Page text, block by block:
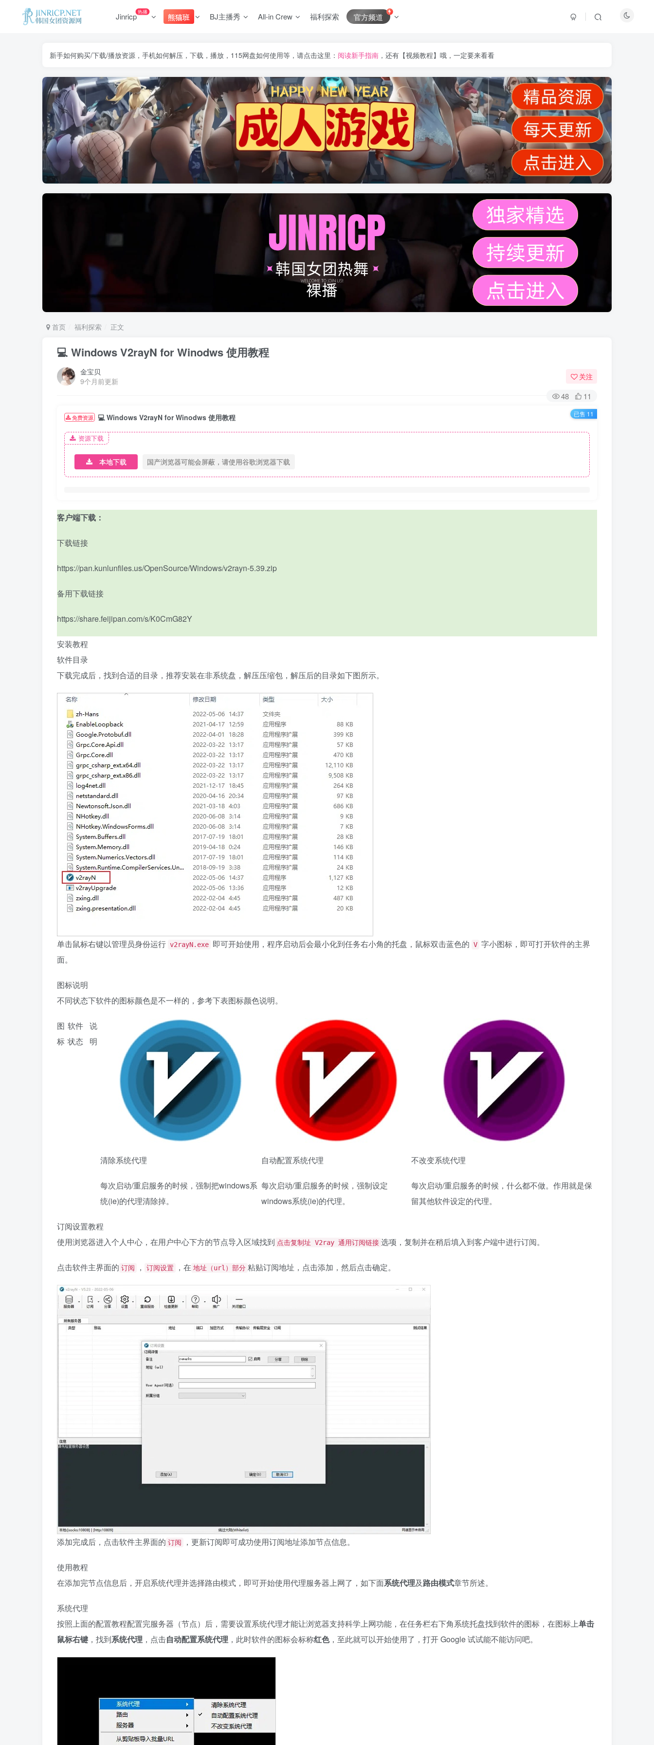
Jinricp热播
熊猫班 BJ主播秀 All-in Crew 福利探索 官方频道
新手如何购买/下载/播放资源，手机如何解压，下载，播放，115网盘如何使用等，请点击这里： 阅读新手指南 ，还有【视频教程】哦，一定要来看看
首页 福利探索 正文
💻 Windows V2rayN for Winodws 使用教程
金宝贝
9个月前更新
关注
48 11
已售 11
免费资源 💻 Windows V2rayN for Winodws 使用教程
资源下载
本地下载 国产浏览器可能会屏蔽，请使用谷歌浏览器下载
客户端下载：
下载链接
https://pan.kunlunfiles.us/OpenSource/Windows/v2rayn-5.39.zip
备用下载链接
https://share.feijipan.com/s/K0CmG82Y
安装教程
软件目录
下载完成后，找到合适的目录，推荐安装在非系统盘，解压压缩包，解压后的目录如下图所示。
单击鼠标右键以管理员身份运行 v2rayN.exe 即可开始使用，程序启动后会最小化到任务右小角的托盘，鼠标双击蓝色的 V 字小图标，即可打开软件的主界
面。
图标说明
不同状态下软件的图标颜色是不一样的，参考下表图标颜色说明。
图
标
软件
状态
说
明
清除系统代理
每次启动/重启服务的时候，强制把windows系
统(ie)的代理清除掉。
自动配置系统代理
每次启动/重启服务的时候，强制设定
windows系统(ie)的代理。
不改变系统代理
每次启动/重启服务的时候，什么都不做。作用就是保
留其他软件设定的代理。
订阅设置教程
使用浏览器进入个人中心，在用户中心下方的节点导入区域找到 点击复制址 V2ray 通用订阅链接 选项，复制并在稍后填入到客户端中进行订阅。
点击软件主界面的 订阅 ， 订阅设置 ，在 地址（url）部分 粘贴订阅地址，点击添加，然后点击确定。
添加完成后，点击软件主界面的 订阅 ，更新订阅即可成功使用订阅地址添加节点信息。
使用教程
在添加完节点信息后，开启系统代理并选择路由模式，即可开始使用代理服务器上网了，如下面系统代理及路由模式章节所述。
系统代理
按照上面的配置教程配置完服务器（节点）后，需要设置系统代理才能让浏览器支持科学上网功能，在任务栏右下角系统托盘找到软件的图标，在图标上单击
鼠标右键 ，找到系统代理 ，点击自动配置系统代理 ，此时软件的图标会标称红色，至此就可以开始使用了，打开Google试试能不能访问吧。